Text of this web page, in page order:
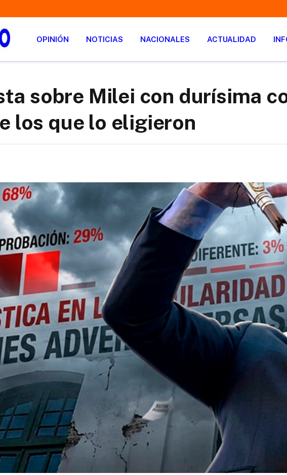
OPINIÓN NOTICIAS NACIONALES ACTUALIDAD
sobre Milei con durísima
los que lo eligieron